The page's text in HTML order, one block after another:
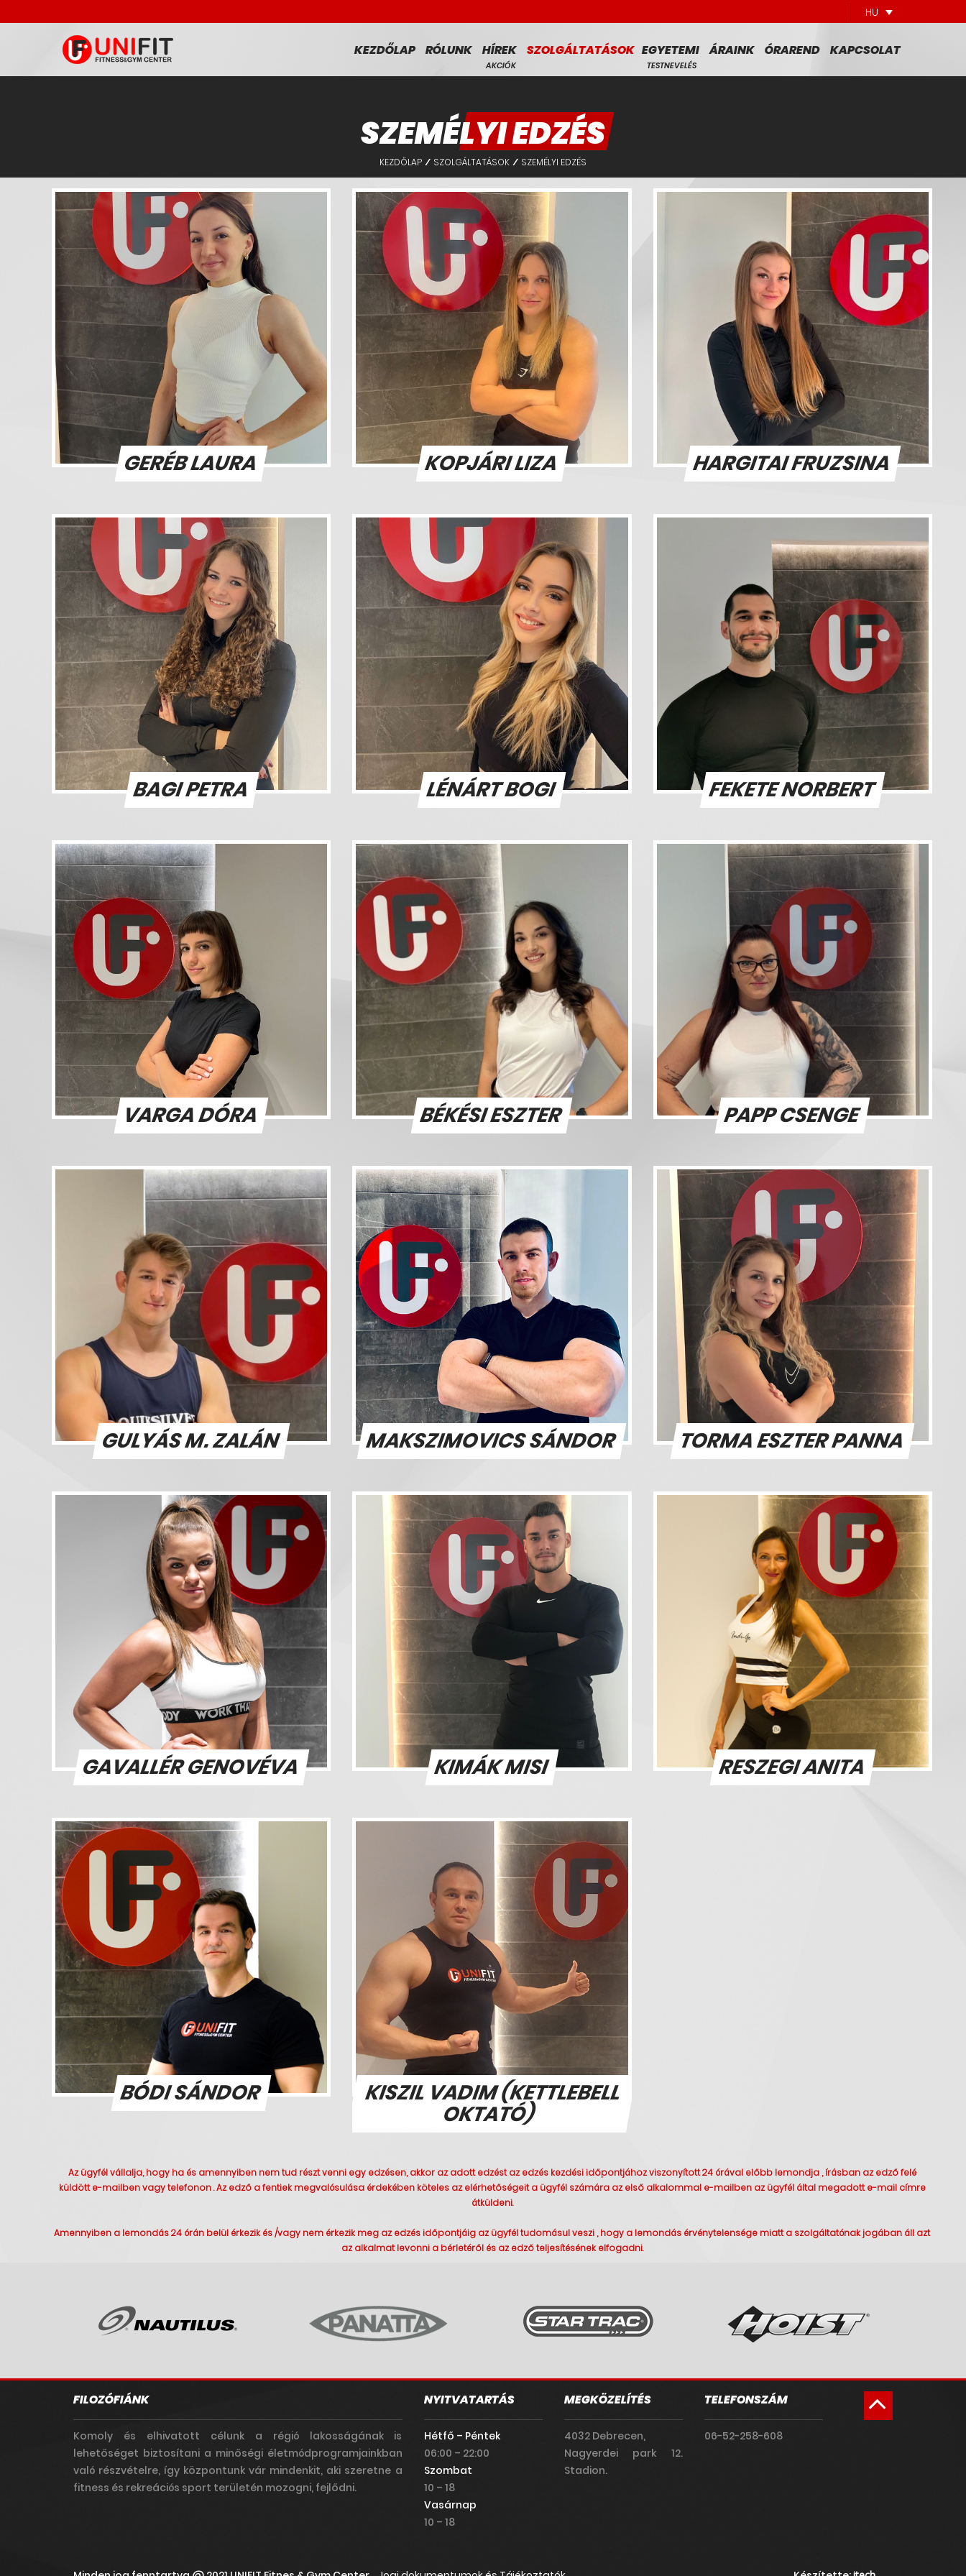
HU
KEZDŐLAP RÓLUNK HÍREK
AKCIÓK
SZOLGÁLTATÁSOK EGYETEMI
TESTNEVELÉS
ÁRAINK ÓRAREND KAPCSOLAT
SZEMÉLYI EDZÉS
KEZDŐLAP / SZOLGÁLTATÁSOK / SZEMÉLYI EDZÉS
GERÉB LAURA KOPJÁRI LIZA HARGITAI FRUZSINA
BAGI PETRA LÉNÁRT BOGI FEKETE NORBERT
VARGA DÓRA BÉKÉSI ESZTER PAPP CSENGE
GULYÁS M. ZALÁN MAKSZIMOVICS SÁNDOR TORMA ESZTER PANNA
GAVALLÉR GENOVÉVA KIMÁK MISI RESZEGI ANITA
BÓDI SÁNDOR KISZIL VADIM (KETTLEBELL
OKTATÓ)
Az ügyfél vállalja, hogy ha és amennyiben nem tud részt venni egy edzésen, akkor az adott edzést az edzés kezdési időpontjához viszonyított 24 órával előbb lemondja , írásban az edző felé
küldött e-mailben vagy telefonon . Az edző a fentiek megvalósulása érdekében köteles az elérhetőségeit a ügyfél számára az első alkalommal e-mailben az ügyfél által megadott e-mail címre
átküldeni.
Amennyiben a lemondás 24 órán belül érkezik és /vagy nem érkezik meg az edzés időpontjáig az ügyfél tudomásul veszi , hogy a lemondás érvénytelensége miatt a szolgáltatónak jogában áll azt
az alkalmat levonni a bérletéről és az edző teljesítésének elfogadni.
FILOZÓFIÁNK
Komoly és elhivatott célunk a régió lakosságának is
lehetőséget biztosítani a minőségi életmódprogramjainkban
való részvételre, így központunk vár mindenkit, aki szeretne a
fitness és rekreációs sport területén mozogni, fejlődni.
NYITVATARTÁS
Hétfő – Péntek
06:00 – 22:00
Szombat
10 – 18
Vasárnap
10 – 18
MEGKÖZELÍTÉS
4032 Debrecen,
Nagyerdei park 12.
Stadion.
TELEFONSZÁM
06-52-258-608